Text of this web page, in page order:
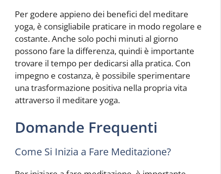
Per godere appieno dei benefici del meditare
yoga, è consigliabile praticare in modo regolare e
costante. Anche solo pochi minuti al giorno
possono fare la differenza, quindi è importante
trovare il tempo per dedicarsi alla pratica. Con
impegno e costanza, è possibile sperimentare
una trasformazione positiva nella propria vita
attraverso il meditare yoga.
Domande Frequenti
Come Si Inizia a Fare Meditazione?